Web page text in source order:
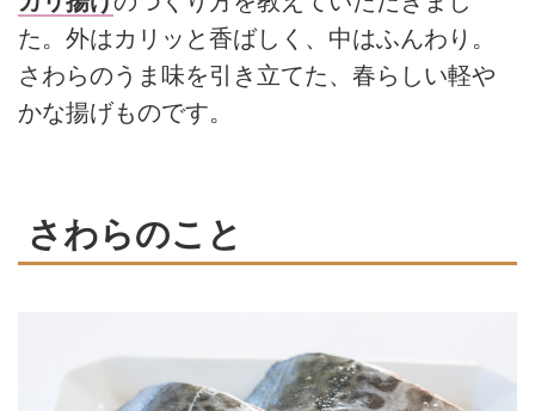
た。外はカリッと香ばしく、中はふんわり。
さわらのうま味を引き立てた、春らしい軽や
かな揚げものです。
さわらのこと